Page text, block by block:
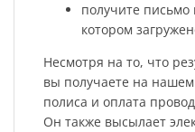
получите
котором
Несмотря на то, что
вы получаете на
полиса и оплата
Он также высылает